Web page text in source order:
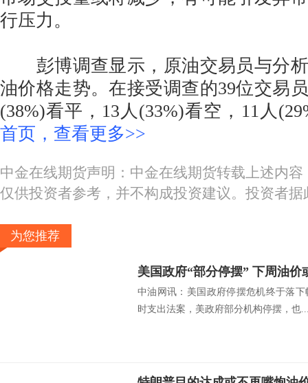
行压力。
彭博调查显示，原油交易员与分析
油价格走势。在接受调查的39位交易
(38%)看平，13人(33%)看空，11人
首页，查看更多>>
中金在线期货声明：中金在线期货转载上述内
仅供投资者参考，并不构成投资建议。投资者
为您推荐
美国政府“部分停摆” 下周油价
中油网讯：美国政府停摆危机终于落
时支出法案，美政府部分机构停摆，也